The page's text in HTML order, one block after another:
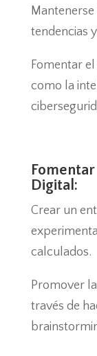
tendencias
Fomentar
como la
Digital:
Crear un
calculados.
Promover
través de